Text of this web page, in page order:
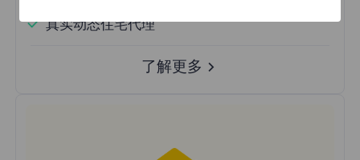
真实动态住宅代理
了解更多